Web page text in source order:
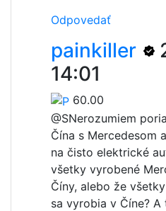
Odpovedať
painkiller
14:01
60.00
@SNerozumiem
Čína s Mercedesom
na čisto elektrické
všetky vyrobené
Číny, alebo že
sa vyrobia v Číne?